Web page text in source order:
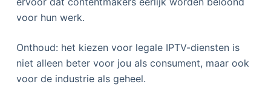
voor hun werk.
Onthoud: het kiezen voor legale IPTV-diensten is
niet alleen beter voor jou als consument, maar ook
voor de industrie als geheel.